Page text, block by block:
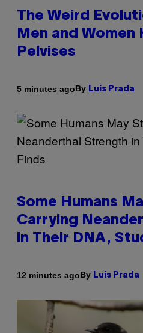
The Weird
Men and
Pelvises
5 minutes agoBy Luis Prada
Some Humans
Carrying
in Their DNA,
12 minutes agoBy Luis Prada